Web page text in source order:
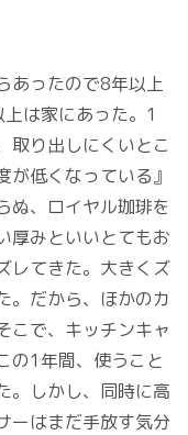
あったので8年以上
は家にあった。1
取り出しにくいとこ
低くなっている』
ぬ、ロイヤル珈琲を
厚みといいとてもお
レてきた。大きくズ
。だから、ほかのカ
こで、キッチンキャ
の1年間、使うこと
。しかし、同時に高
ーはまだ手放す気分